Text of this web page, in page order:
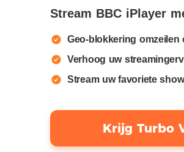
Stream BBC iPlayer
Geo-blokkering
Verhoog uw
Stream uw favoriete
Krijg Turbo